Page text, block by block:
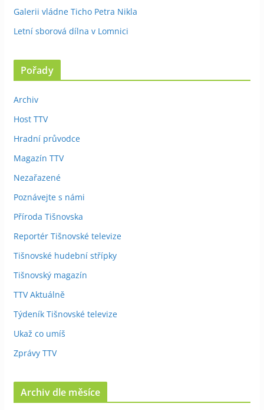
Galerii vládne Ticho Petra Nikla
Letní sborová dílna v Lomnici
Pořady
Archiv
Host TTV
Hradní průvodce
Magazín TTV
Nezařazené
Poznávejte s námi
Příroda Tišnovska
Reportér Tišnovské televize
Tišnovské hudební střípky
Tišnovský magazín
TTV Aktuálně
Týdeník Tišnovské televize
Ukaž co umíš
Zprávy TTV
Archiv dle měsíce